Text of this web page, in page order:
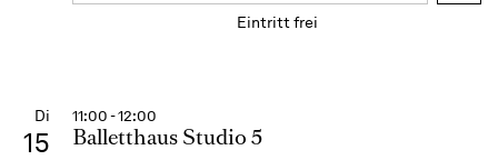
Eintritt frei
Di
15
11:00 - 12:00
Balletthaus Studio 5